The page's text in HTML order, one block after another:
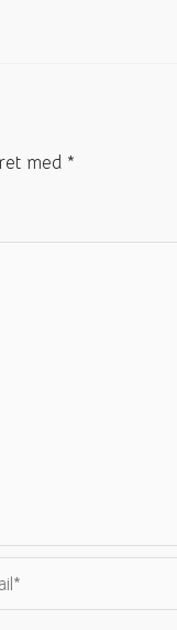
med *